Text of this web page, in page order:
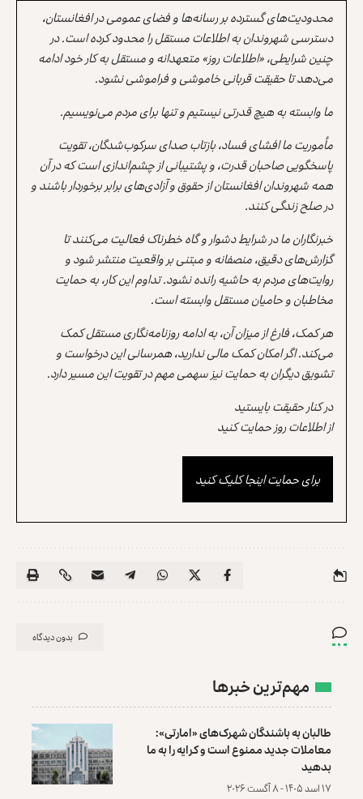
محدودیت‌های گسترده بر رسانه‌ها و فضای عمومی در افغانستان،
دسترسی شهروندان به اطلاعات مستقل را محدود کرده است. در
چنین شرایطی، «اطلاعات روز» متعهدانه و مستقل به کار خود ادامه
می‌دهد تا حقیقت قربانی خاموشی و فراموشی نشود.
ما وابسته به هیچ قدرتی نیستیم و تنها برای مردم می‌نویسیم.
مأموریت ما افشای فساد، بازتاب صدای سرکوب‌شدگان، تقویت
پاسخگویی صاحبان قدرت، و پشتیبانی از چشم‌اندازی است که در آن
همه شهروندان افغانستان از حقوق و آزادی‌های برابر برخوردار باشند و
در صلح زندگی کنند.
خبرنگاران ما در شرایط دشوار و گاه خطرناک فعالیت می‌کنند تا
گزارش‌های دقیق، منصفانه و مبتنی بر واقعیت منتشر شود و
روایت‌های مردم به حاشیه رانده نشود. تداوم این کار، به حمایت
مخاطبان و حامیان مستقل وابسته است.
هر کمک، فارغ از میزان آن، به ادامه روزنامه‌نگاری مستقل کمک
می‌کند. اگر امکان کمک مالی ندارید، همرسانی این درخواست و
تشویق دیگران به حمایت نیز سهمی مهم در تقویت این مسیر دارد.
در کنار حقیقت بایستید
از اطلاعات روز حمایت کنید
برای حمایت اینجا کلیک کنید
بدون دیدگاه
مهم‌ترین خبرها
طالبان به باشندگان شهرک‌های «امارتی»:
معاملات جدید ممنوع است و کرایه را به ما
بدهید
۱۷ اسد ۱۴۰۵ - ۸ آگست ۲۰۲۶